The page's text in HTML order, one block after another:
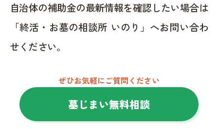
自治体の補助金の最新情報を確認したい場合は
「終活・お墓の相談所 いのり」へお問い合わ
せください。
ぜひお気軽にご質問ください
墓じまい無料相談